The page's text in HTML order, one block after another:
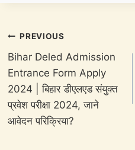
Post
navigation
PREVIOUS
Bihar Deled Admission
Entrance Form Apply
2024 | बिहार डीएलएड संयुक्त
प्रवेश परीक्षा 2024, जाने
आवेदन परिक्रिया?